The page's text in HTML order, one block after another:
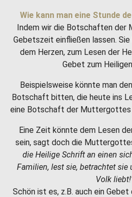
Wie kann man eine Stunde
Indem wir die Botschaften der
Gebetszeit einfließen lassen.
dem Herzen, zum Lesen der
Gebet zum
Beispielsweise könnte man
Botschaft bitten, die heute ins
eine Botschaft der Muttergottes
Eine Zeit könnte dem Lesen
sein, sagt doch die
die Heilige Schrift an einen
Familien, lest sie, betrachtet sie
Volk
Schön ist es, z.B. auch ein